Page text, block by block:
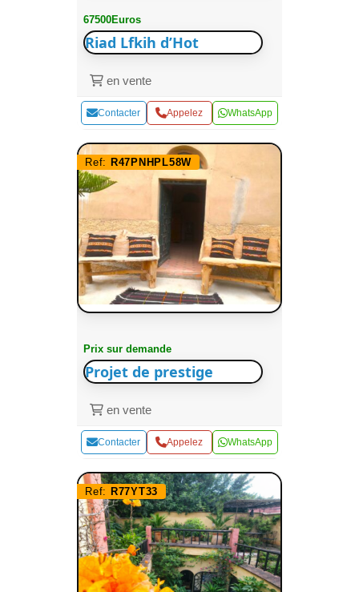
67500Euros
Riad Lfkih d’Hot
en vente
Contacter Appelez WhatsApp
Ref: R47PNHPL58W
Prix sur demande
Projet de prestige
en vente
Contacter Appelez WhatsApp
Ref: R77YT33